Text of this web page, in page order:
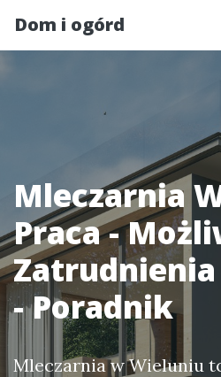
Dom i ogórd
Mleczarnia
Praca -
- Poradnik
Mleczarnia w Wieluniu